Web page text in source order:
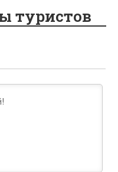
туристов